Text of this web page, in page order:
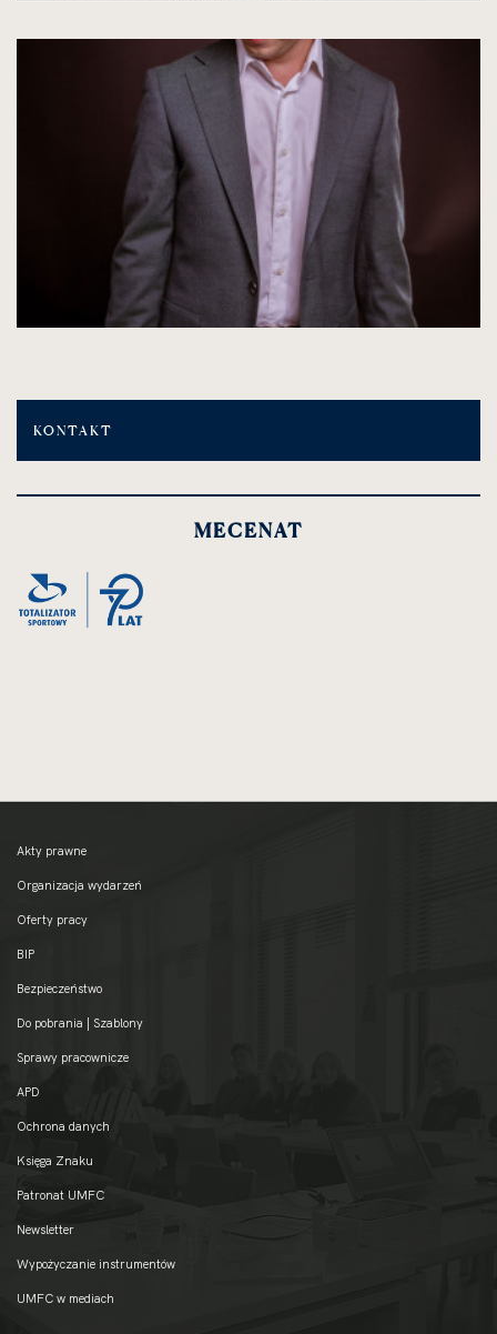
KONTAKT
MECENAT
Akty prawne
Organizacja wydarzeń
Oferty pracy
BIP
Bezpieczeństwo
Do pobrania | Szablony
Sprawy pracownicze
APD
Ochrona danych
Księga Znaku
Patronat UMFC
Newsletter
Wypożyczanie instrumentów
UMFC w mediach